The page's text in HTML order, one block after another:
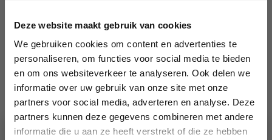
Deze website maakt gebruik van cookies
We gebruiken cookies om content en advertenties te
personaliseren, om functies voor social media te bieden
en om ons websiteverkeer te analyseren. Ook delen we
informatie over uw gebruik van onze site met onze
partners voor social media, adverteren en analyse. Deze
partners kunnen deze gegevens combineren met andere
informatie die u aan ze heeft verstrekt of die ze hebben
Prijs
€ 2.499,00
Levertijd
8 weken
Kleur